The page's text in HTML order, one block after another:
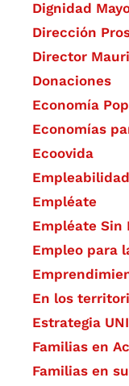
Dignidad
Dirección
Director
Donaciones
Economía
Economías
Ecoovida
Empleabilidad
Empléate
Empléate Sin
Empleo para
En los
Estrategia
Familias en
Familias en